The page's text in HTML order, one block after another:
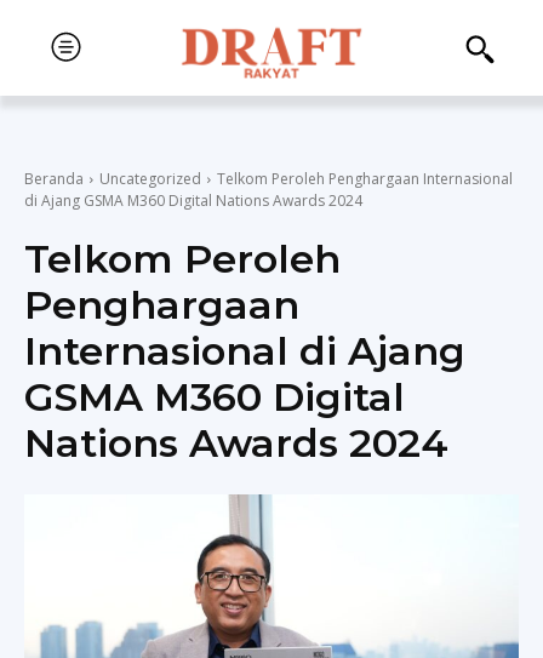
Beranda Uncategorized
Telkom Peroleh Penghargaan Internasional
di Ajang GSMA M360 Digital Nations Awards 2024
Telkom Peroleh
Penghargaan
Internasional di Ajang
GSMA M360 Digital
Nations Awards 2024